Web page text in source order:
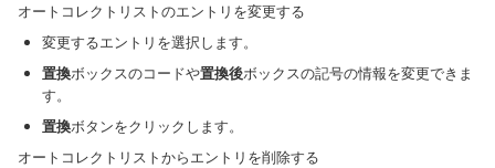
オートコレクトリストのエントリを変更する
変更するエントリを選択します。
置換ボックスのコードや置換後ボックスの記号の情報を変更できま
す。
置換ボタンをクリックします。
オートコレクトリストからエントリを削除する